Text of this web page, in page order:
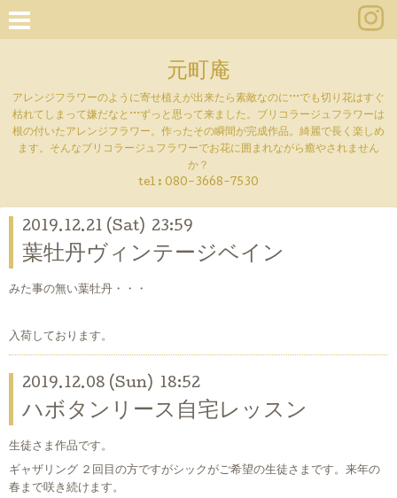
元町庵
アレンジフラワーのように寄せ植えが出来たら素敵なのに···でも切り花はすぐ
枯れてしまって嫌だなと···ずっと思って来ました。ブリコラージュフラワーは
根の付いたアレンジフラワー。作ったその瞬間が完成作品。綺麗で長く楽しめ
ます。そんなブリコラージュフラワーでお花に囲まれながら癒やされません
か？
tel : 080-3668-7530
2019.12.21 (Sat) 23:59
葉牡丹ヴィンテージベイン
みた事の無い葉牡丹・・・
入荷しております。
2019.12.08 (Sun) 18:52
ハボタンリース自宅レッスン
生徒さま作品です。
ギャザリング ２回目の方ですがシックがご希望の生徒さまです。来年の
春まで咲き続けます。